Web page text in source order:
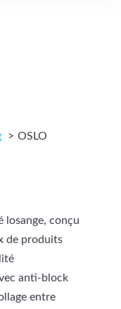
OSLO
losange, conçu
de produits
anti-block
entre